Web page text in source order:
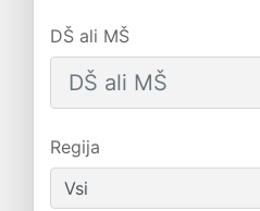
DŠ ali MŠ
Regija